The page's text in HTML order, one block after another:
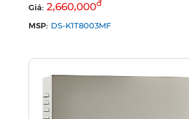
Giá: 2,660,000đ
MSP: DS-K1T8003MF